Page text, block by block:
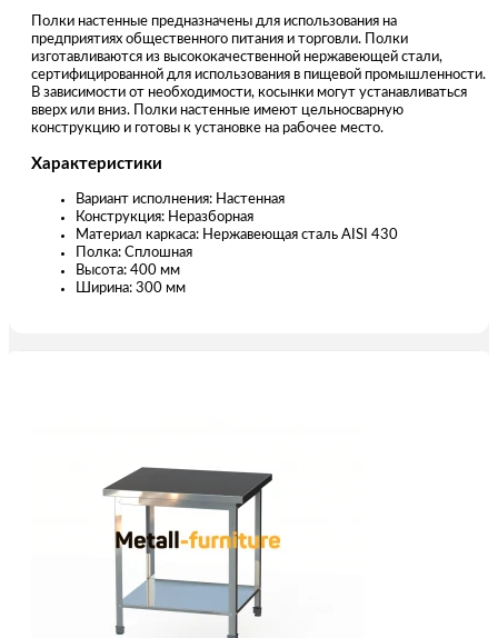
Полки настенные предназначены для использования на
предприятиях общественного питания и торговли. Полки
изготавливаются из высококачественной нержавеющей стали,
сертифицированной для использования в пищевой промышленности.
В зависимости от необходимости, косынки могут устанавливаться
вверх или вниз. Полки настенные имеют цельносварную
конструкцию и готовы к установке на рабочее место.
Характеристики
Вариант исполнения: Настенная
Конструкция: Неразборная
Материал каркаса: Нержавеющая сталь AISI 430
Полка: Сплошная
Высота: 400 мм
Ширина: 300 мм